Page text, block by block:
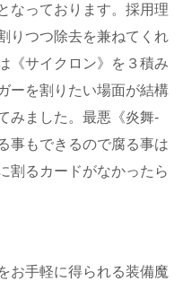
なっております。採用理
りつつ除去を兼ねてくれ
《サイクロン》を３積み
ーを割りたい場面が結構
みました。最悪《炎舞-
事もできるので腐る事は
割るカードがなかったら
お手軽に得られる装備魔